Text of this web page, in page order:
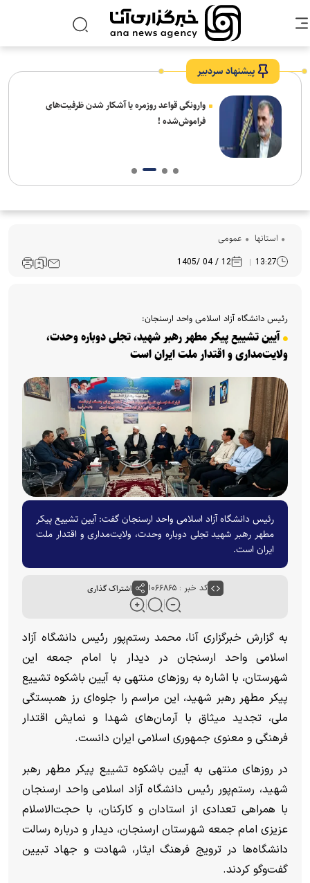
پیشنهاد سردبیر
وارونگی قواعد روزمره یا آشکار شدن ظرفیت‌های
فراموش‌شده !
استانها عمومی
13:27
12 / 04 /1405
رئیس دانشگاه آزاد اسلامی واحد ارسنجان:
آیین تشییع پیکر مطهر رهبر شهید، تجلی دوباره وحدت،
ولایت‌مداری و اقتدار ملت ایران است
رئیس دانشگاه آزاد اسلامی واحد ارسنجان گفت: آیین تشییع پیکر
مطهر رهبر شهید تجلی دوباره وحدت، ولایت‌مداری و اقتدار ملت
ایران است.
کد خبر : ۱۰۶۶۸۶۵ اشتراک گذاری
به گزارش خبرگزاری آنا، محمد رستم‌پور رئیس دانشگاه آزاد
اسلامی واحد ارسنجان در دیدار با امام جمعه این
شهرستان، با اشاره به روزهای منتهی به آیین باشکوه تشییع
پیکر مطهر رهبر شهید، این مراسم را جلوه‌ای رز همبستگی
ملی، تجدید میثاق با آرمان‌های شهدا و نمایش اقتدار
فرهنگی و معنوی جمهوری اسلامی ایران دانست.
در روزهای منتهی به آیین باشکوه تشییع پیکر مطهر رهبر
شهید، رستم‌پور رئیس دانشگاه آزاد اسلامی واحد ارسنجان
با همراهی تعدادی از استادان و کارکنان، با حجت‌الاسلام
عزیزی امام جمعه شهرستان ارسنجان، دیدار و درباره رسالت
دانشگاه‌ها در ترویج فرهنگ ایثار، شهادت و جهاد تبیین
گفت‌وگو کردند.